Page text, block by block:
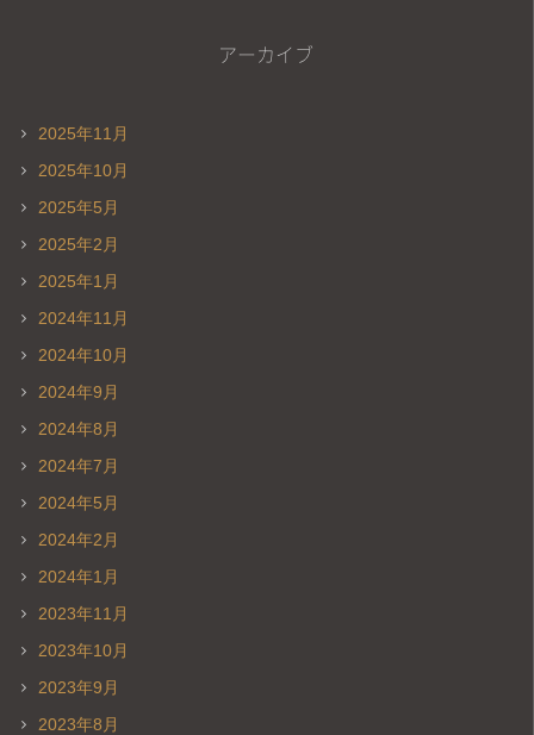
アーカイブ
2025年11月
2025年10月
2025年5月
2025年2月
2025年1月
2024年11月
2024年10月
2024年9月
2024年8月
2024年7月
2024年5月
2024年2月
2024年1月
2023年11月
2023年10月
2023年9月
2023年8月